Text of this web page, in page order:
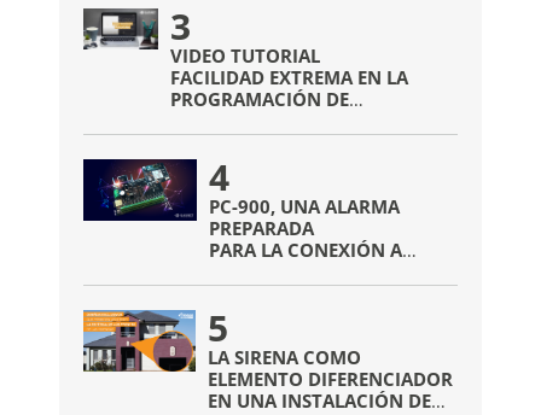
3
VIDEO TUTORIAL
FACILIDAD EXTREMA EN LA
PROGRAMACIÓN DE
4
PC-900, UNA ALARMA
PREPARADA
PARA LA CONEXIÓN A
SIN NECESIDAD DE
COMUNICADORES EXTRAS
5
LA SIRENA COMO
ELEMENTO DIFERENCIADOR
EN UNA INSTALACIÓN DE